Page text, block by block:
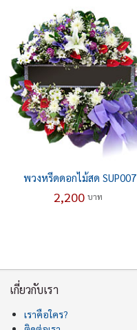
พวงหรีดดอกไม้สด SUP007
2,200 บาท
เกี่ยวกับเรา
เราคือใคร?